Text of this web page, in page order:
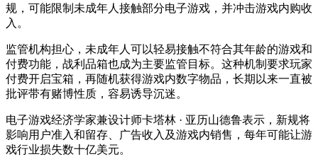
规，可能限制未成年人接触部分电子游戏，并冲击游戏内购收
入。
监管机构担心，未成年人可以轻易接触不符合其年龄的游戏和
付费功能，战利品箱也成为主要监管目标。这种机制要求玩家
付费开启宝箱，再随机获得游戏内数字物品，长期以来一直被
批评带有赌博性质，容易诱导沉迷。
电子游戏经济学家兼设计师卡塔林 · 亚历山德鲁表示，新规将
影响用户准入和留存、广告收入及游戏内销售，每年可能让游
戏行业损失数十亿美元。